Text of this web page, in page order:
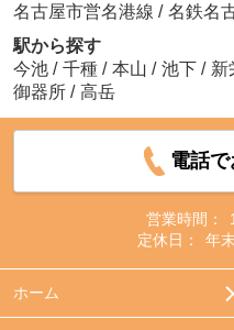
名古屋市営名港線 / 名鉄名
駅から探す
今池 / 千種 / 本山 / 池下 / 新
御器所 / 高岳
電話
営業時間：
定休日：
年
ホーム